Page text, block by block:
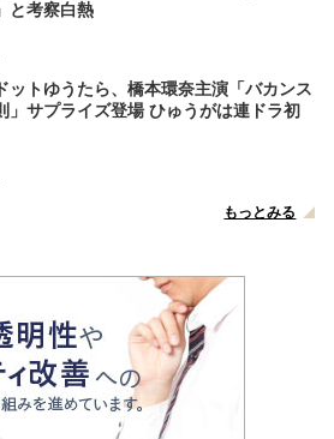
と考察白熱
ットゆうたら、橋本環奈主演「バカンス
」サプライズ登場 ひゅうがは連ドラ初
もっとみる